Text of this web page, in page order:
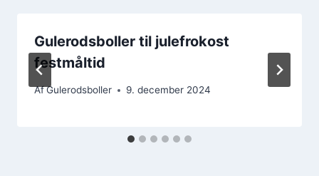
Gulerodsboller til julefrokost
festmåltid
AfGulerodsboller 9. december 2024